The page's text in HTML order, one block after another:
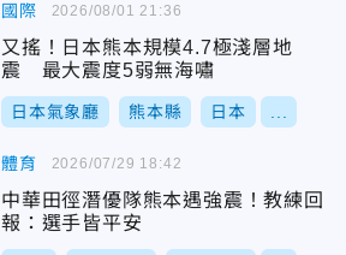
國際
又搖！日本熊本規模4.7極淺層地
震 最大震度5弱無海嘯
日本氣象廳 熊本縣 日本
2026/08/01 21:36
體育
中華田徑潛優隊熊本遇強震！教練回
報：選手皆平安
2026/07/29 18:42